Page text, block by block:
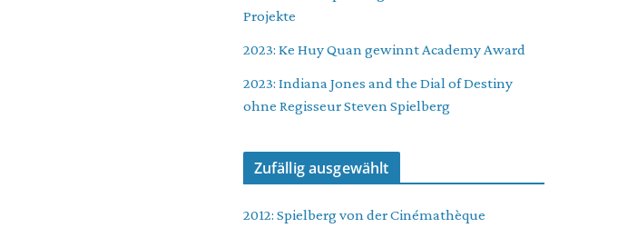
Projekte
2023: Ke Huy Quan gewinnt Academy Award
2023: Indiana Jones and the Dial of Destiny
ohne Regisseur Steven Spielberg
Zufällig ausgewählt
2012: Spielberg von der Cinémathèque